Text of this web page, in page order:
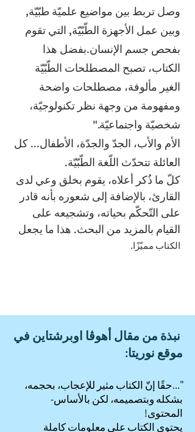
نبذة من مقال أهوڤا اوبرشتاين في
موقع نوريتا:
"...حقًا إنّ الكتاب مثير للإعجاب، بحجمه،
بشكله وبتصميمه، لكن بالأساس-
المحتوى!
يحتوي الكتاب على معلومات كاملة
وصل تربط بين مواضيع علميّة طبّيّة,
وبين عمل الأجهزة الطّبّيّة, التي تقوم
بفحص جسم الإنسان.بفضل هذا
الكتاب، تصبح المصطلحات الطّبّيّة
الغير مألوفة، مصطلحات واضحة
ومفهومة من وجهة نظر تكنولوجيّة،
شخصيّة واجتماعيّة."
الأم والأب، الجدّ والجدّة، الأطفال... كل
العائلة تتحدّث اللّغة الطّبّيّة.
كلّ ما ذُكر أعلاه، يقوم بخلق وعي لدى
القارئ، بالإضافة إلى شعوره بأنه قادر
على التّحكّم بحياته، وتشجيعه على
القيام بالمزيد من البحث. هذا ما يجعل
الكتاب مميّزًا.